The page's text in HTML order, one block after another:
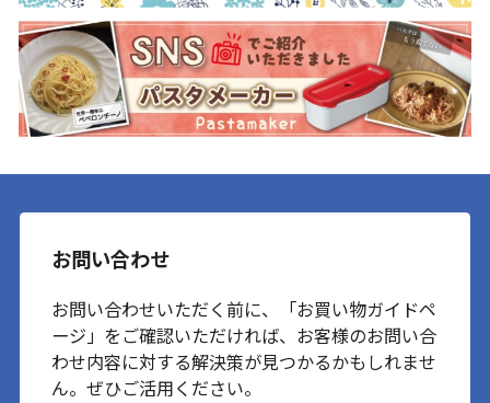
お問い合わせ
お問い合わせいただく前に、「お買い物ガイドペ
ージ」をご確認いただければ、お客様のお問い合
わせ内容に対する解決策が見つかるかもしれませ
ん。ぜひご活用ください。